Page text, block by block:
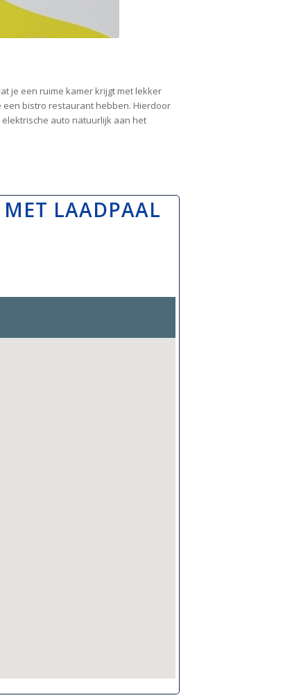
je een ruime kamer krijgt met lekker
een bistro restaurant hebben. Hierdoor
auto natuurlijk aan het
LAADPAAL